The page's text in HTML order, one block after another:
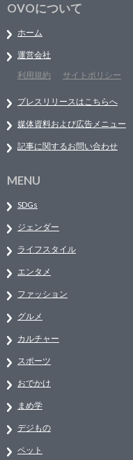
OVOについて
ホーム
運営会社
利用規約
サイトポリシー
プレスリリースはこちらへ
媒体資料および広告メニュー
記事に関するお問い合わせ
MENU
SDGs
ジェンダー
ライフスタイル
エンタメ
ファッション
グルメ
カルチャー
スポーツ
おでかけ
まめ学
デジもの
ペット